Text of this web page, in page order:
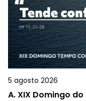
5 agosto 2026
A.XIX Domingo